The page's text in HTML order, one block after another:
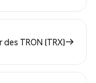
TRON (TRX)